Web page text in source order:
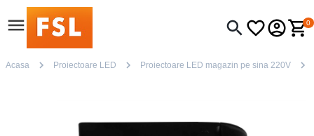
0
Acasa Proiectoare LED Proiectoare LED magazin pe sina 220V